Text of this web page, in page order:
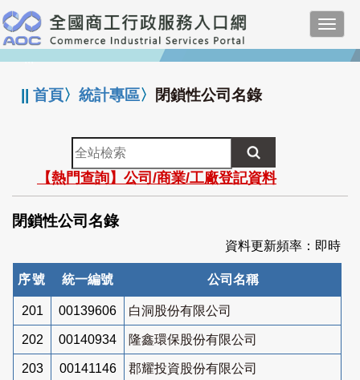
跳
到
主
要
:::
||首頁〉統計專區〉 閉鎖性公司名錄
全
站
檢
索
【熱門查詢】公司/商業/工廠登記資料
閉鎖性公司名錄
資料更新頻率：即時
序號 統一編號 公司名稱
201 00139606 白洞股份有限公司
202 00140934 隆鑫環保股份有限公司
203 00141146 郡耀投資股份有限公司